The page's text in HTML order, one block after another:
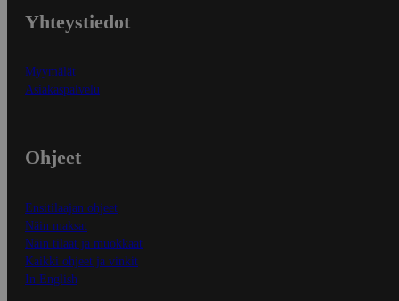
Yhteystiedot
Myymälät
Asiakaspalvelu
Ohjeet
Ensitilaajan ohjeet
Näin maksat
Näin tilaat ja muokkaat
Kaikki ohjeet ja vinkit
In English